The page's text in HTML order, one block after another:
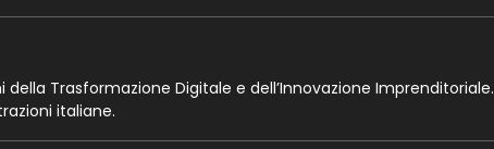
Trasformazione Digitale e dell’Innovazione
italiane.